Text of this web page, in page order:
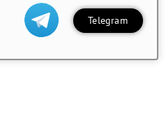
Telegram